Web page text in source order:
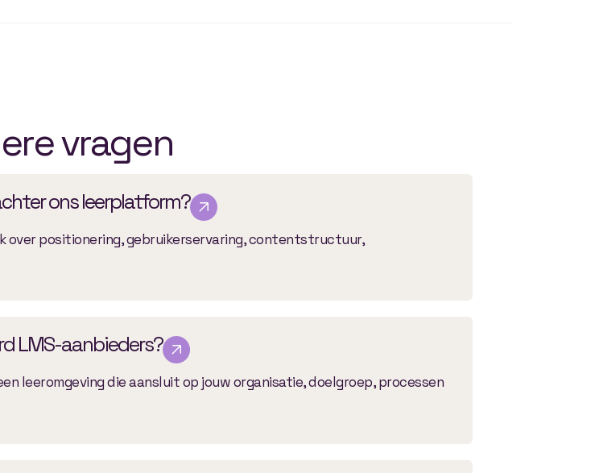
vragen
ons leerplatform?
over positionering, gebruikerservaring, contentstructuur,
LMS-aanbieders?
leeromgeving die aansluit op jouw organisatie, doelgroep, processen